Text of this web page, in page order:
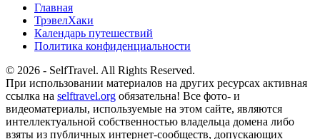
Главная
ТрэвелХаки
Календарь путешествий
Политика конфиденциальности
© 2026 - SelfTravel. All Rights Reserved.
При использовании материалов на других ресурсах активная
ссылка на selftravel.org обязательна! Все фото- и
видеоматериалы, используемые на этом сайте, являются
интеллектуальной собственностью владельца домена либо
взяты из публичных интернет-сообществ, допускающих